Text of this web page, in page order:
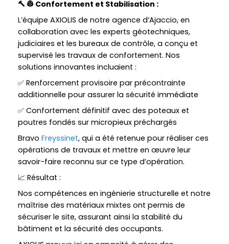
🔨 👷 Confortement et Stabilisation :
L’équipe AXIOLIS de notre agence d’Ajaccio, en
collaboration avec les experts géotechniques,
judiciaires et les bureaux de contrôle, a conçu et
supervisé les travaux de confortement. Nos
solutions innovantes incluaient :
✅ Renforcement provisoire par précontrainte
additionnelle pour assurer la sécurité immédiate
✅ Confortement définitif avec des poteaux et
poutres fondés sur micropieux préchargés
Bravo Freyssinet, qui a été retenue pour réaliser ces
opérations de travaux et mettre en œuvre leur
savoir-faire reconnu sur ce type d’opération.
📈 Résultat :
Nos compétences en ingénierie structurelle et notre
maîtrise des matériaux mixtes ont permis de
sécuriser le site, assurant ainsi la stabilité du
bâtiment et la sécurité des occupants.